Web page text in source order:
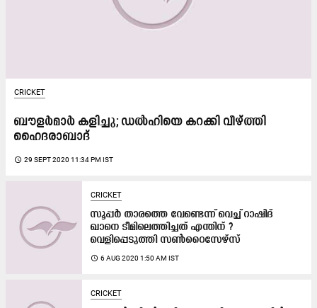
CRICKET
ബൗളർമാർ കളിച്ചു; ഡൽഹിയെ കറക്കി വീഴ്​ത്തി
ഹൈദരാബാദ്​
access_time 29 SEPT 2020 11:34 PM IST
CRICKET
സൂപ്പർ താരത്തെ വേണ്ടെന്ന്​ വെച്ച്​ റാഷിദ്​
ഖാനെ ടീമിലെത്തിച്ചത്​ എന്തിന്​ ?
വെളിപ്പെടുത്തി സൺറൈസേഴ്​സ്​
access_time 6 AUG 2020 1:50 AM IST
CRICKET